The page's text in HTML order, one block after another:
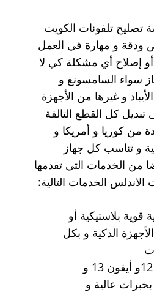
تلفونات الكويت
ودقة و مهارة في العمل
إصلاح أي مشكلة كي لا
سواء السامسونغ و
و غيرها من الأجهزة
كل القطع التالفة
من كوريا و أمريكا و
و تناسب كل جهاز
من الخدمات التي تقدمها
الخدمات التالية:
بلاستيكية أو
الذكية و بكل
صيانة أعطال أيفون 12و أيفون 13 و
و بخبرات عالية و